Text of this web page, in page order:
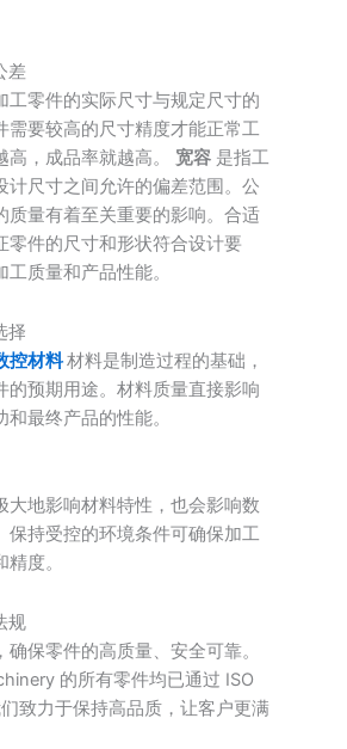
差
工零件的实际尺寸与规定尺寸的
需要较高的尺寸精度才能正常工
高，成品率就越高。 宽容 是指工
计尺寸之间允许的偏差范围。公
质量有着至关重要的影响。合适
零件的尺寸和形状符合设计要
质量和产品性能。
择
控材料材料是制造过程的基础，
的预期用途。材料质量直接影响
最终产品的性能。
大地影响材料特性，也会影响数
保持受控的环境条件可确保加工
度。
规
保零件的高质量、安全可靠。
的所有零件均已通过 ISO
致力于保持高品质，让客户更满